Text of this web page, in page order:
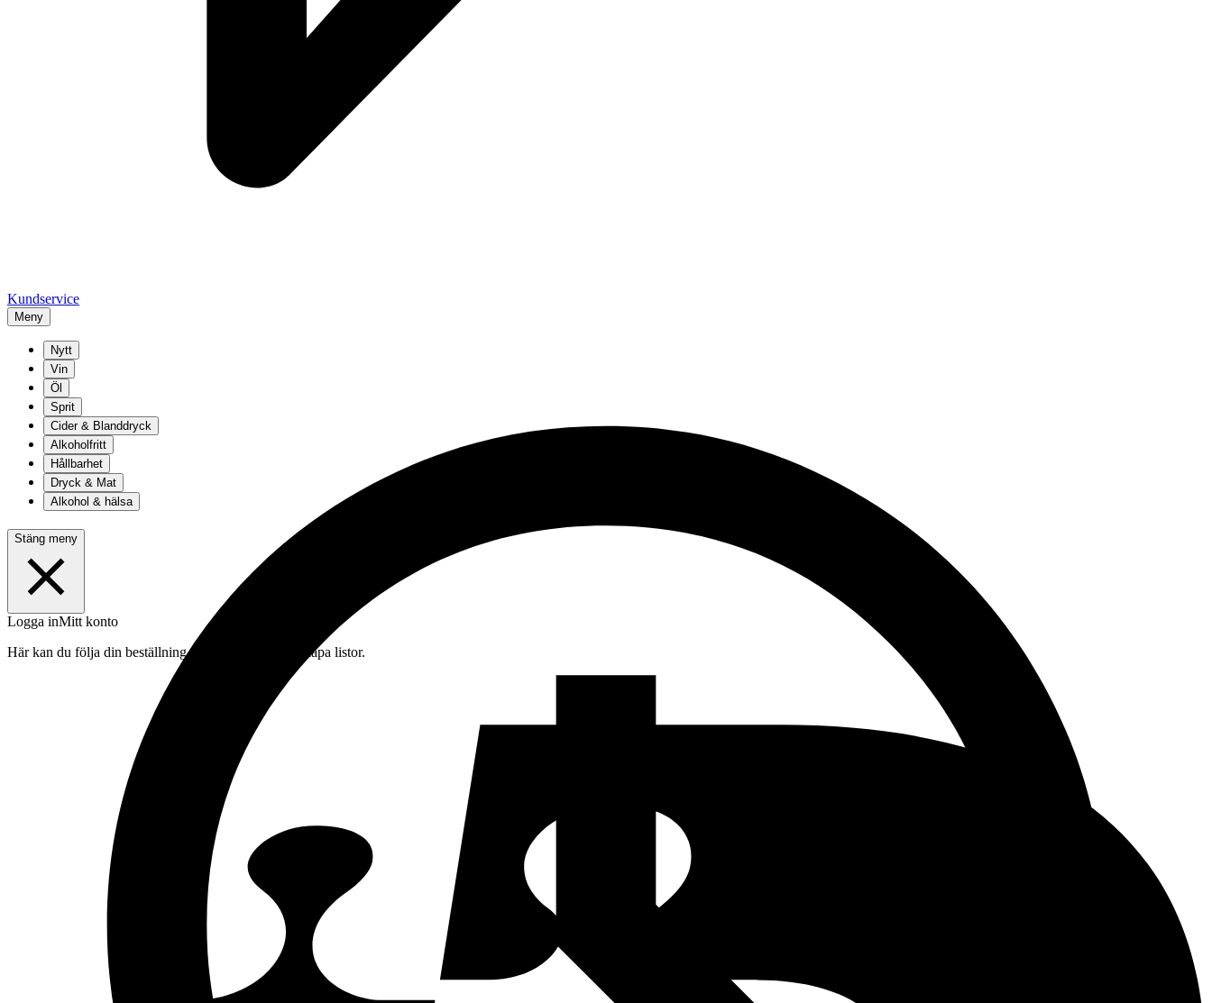
Kundservice
Meny
Nytt
Vin
Öl
Sprit
Cider & Blanddryck
Alkoholfritt
Hållbarhet
Dryck & Mat
Alkohol & hälsa
Stäng meny
Logga inMitt konto
Här kan du följa din beställning, spara drycker och skapa listor.